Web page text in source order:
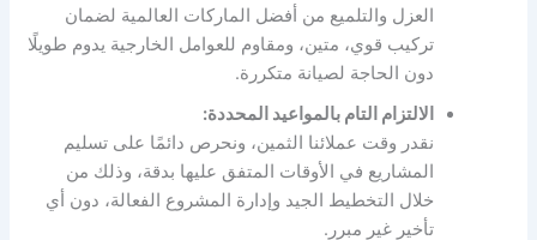
العزل والتلميع من أفضل الماركات العالمية لضمان
تركيب قوي، متين، ومقاوم للعوامل الخارجية يدوم طويلًا
دون الحاجة لصيانة متكررة.
الالتزام التام بالمواعيد المحددة:
نقدر وقت عملائنا الثمين، ونحرص دائمًا على تسليم
المشاريع في الأوقات المتفق عليها بدقة، وذلك من
خلال التخطيط الجيد وإدارة المشروع الفعالة، دون أي
تأخير غير مبرر.